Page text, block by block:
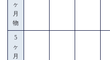
ヶ
月
物
5
ヶ
月